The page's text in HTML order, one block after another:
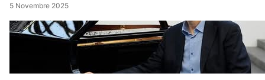
5 Novembre 2025